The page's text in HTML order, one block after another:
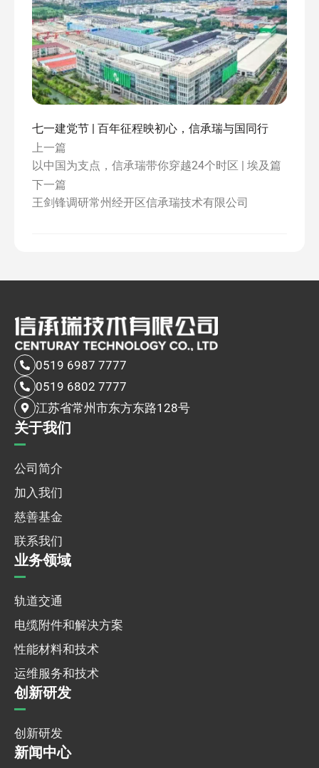
七一建党节 | 百年征程映初心，信承瑞与国同行
上一篇
以中国为支点，信承瑞带你穿越24个时区 | 埃及篇
下一篇
王剑锋调研常州经开区信承瑞技术有限公司
0519 6987 7777
0519 6802 7777
江苏省常州市东方东路128号
关于我们
公司简介
加入我们
慈善基金
联系我们
业务领域
轨道交通
电缆附件和解决方案
性能材料和技术
运维服务和技术
创新研发
创新研发
新闻中心